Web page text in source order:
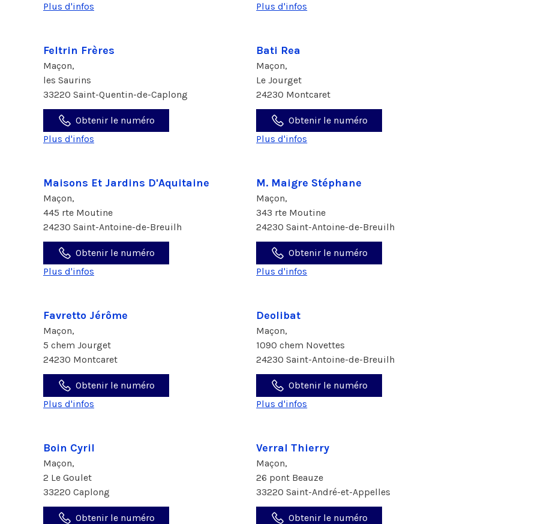
Plus d'infos
Plus d'infos
Feltrin Frères
Maçon,
les Saurins
33220 Saint-Quentin-de-Caplong
Obtenir le numéro
Plus d'infos
Bati Rea
Maçon,
Le Jourget
24230 Montcaret
Obtenir le numéro
Plus d'infos
Maisons Et Jardins D'Aquitaine
Maçon,
445 rte Moutine
24230 Saint-Antoine-de-Breuilh
Obtenir le numéro
Plus d'infos
M. Maigre Stéphane
Maçon,
343 rte Moutine
24230 Saint-Antoine-de-Breuilh
Obtenir le numéro
Plus d'infos
Favretto Jérôme
Maçon,
5 chem Jourget
24230 Montcaret
Obtenir le numéro
Plus d'infos
Deolibat
Maçon,
1090 chem Novettes
24230 Saint-Antoine-de-Breuilh
Obtenir le numéro
Plus d'infos
Boin Cyril
Maçon,
2 Le Goulet
33220 Caplong
Obtenir le numéro
Verral Thierry
Maçon,
26 pont Beauze
33220 Saint-André-et-Appelles
Obtenir le numéro